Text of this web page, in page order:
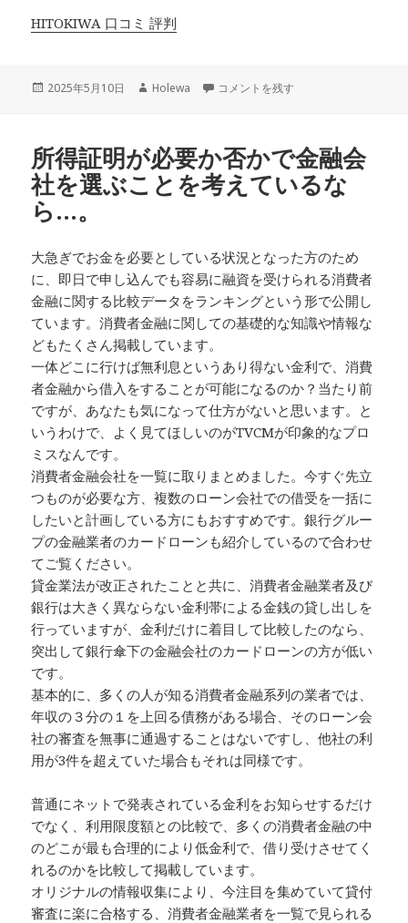
HITOKIWA 口コミ 評判
投
2025年5月10日
作
Holewa 審査に関して前もって…。 に
コメントを残す
所得証明が必要か否かで金融会
社を選ぶことを考えているな
ら…。
大急ぎでお金を必要としている状況となった方のため
に、即日で申し込んでも容易に融資を受けられる消費者
金融に関する比較データをランキングという形で公開し
ています。消費者金融に関しての基礎的な知識や情報な
どもたくさん掲載しています。
一体どこに行けば無利息というあり得ない金利で、消費
者金融から借入をすることが可能になるのか？当たり前
ですが、あなたも気になって仕方がないと思います。と
いうわけで、よく見てほしいのがTVCMが印象的なプロ
ミスなんです。
消費者金融会社を一覧に取りまとめました。今すぐ先立
つものが必要な方、複数のローン会社での借受を一括に
したいと計画している方にもおすすめです。銀行グルー
プの金融業者のカードローンも紹介しているので合わせ
てご覧ください。
貸金業法が改正されたことと共に、消費者金融業者及び
銀行は大きく異ならない金利帯による金銭の貸し出しを
行っていますが、金利だけに着目して比較したのなら、
突出して銀行傘下の金融会社のカードローンの方が低い
です。
基本的に、多くの人が知る消費者金融系列の業者では、
年収の３分の１を上回る債務がある場合、そのローン会
社の審査を無事に通過することはないですし、他社の利
用が3件を超えていた場合もそれは同様です。
普通にネットで発表されている金利をお知らせするだけ
でなく、利用限度額との比較で、多くの消費者金融の中
のどこが最も合理的により低金利で、借り受けさせてく
れるのかを比較して掲載しています。
オリジナルの情報収集により、今注目を集めていて貸付
審査に楽に合格する、消費者金融業者を一覧で見られる